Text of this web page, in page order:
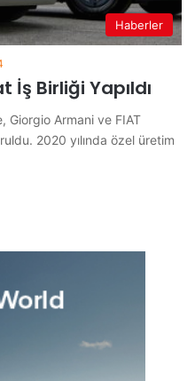
Haberler
İş Birliği Yapıldı
Giorgio Armani ve FIAT
2020 yılında özel üretim